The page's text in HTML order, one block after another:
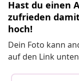
Hast du einen
zufrieden
hoch!
Dein Foto kann
auf den Link